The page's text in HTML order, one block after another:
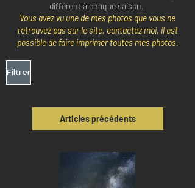
différent à chaque saison.
Vous avez vu une de mes photos que vous ne
retrouvez pas sur le site, contactez moi, il est
possible de faire imprimer toutes mes photos.
Filtrer
Articles précédents